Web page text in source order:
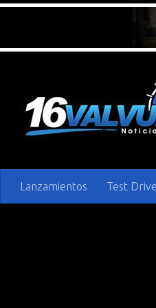
Lanzamientos Test Drive